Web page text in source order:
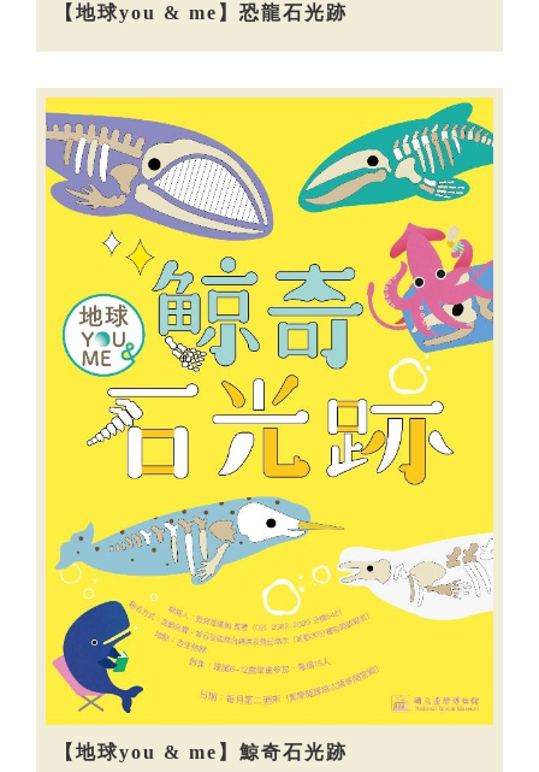
【地球you & me】恐龍石光跡
【地球you & me】鯨奇石光跡